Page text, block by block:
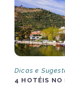
Dicas e
4 HOTÉIS NO